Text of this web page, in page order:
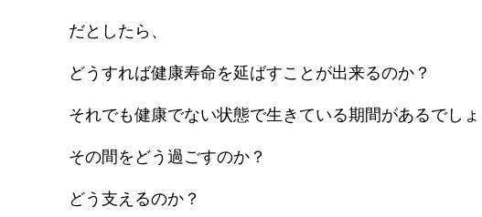
だとしたら、
どうすれば健康寿命を延ばすことが出来るのか？
それでも健康でない状態で生きている期間があるでしょ
その間をどう過ごすのか？
どう支えるのか？